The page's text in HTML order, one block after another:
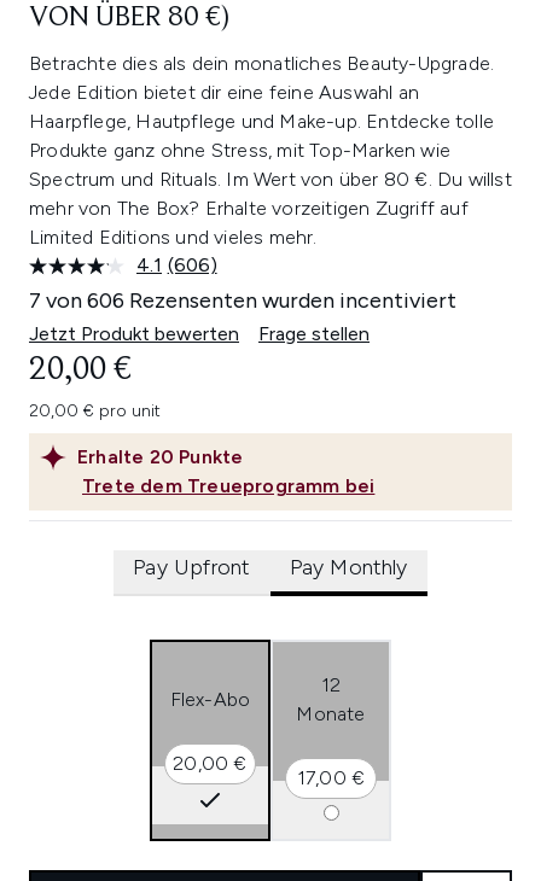
VON ÜBER 80 €)
Betrachte dies als dein monatliches Beauty-Upgrade.
Jede Edition bietet dir eine feine Auswahl an
Haarpflege, Hautpflege und Make-up. Entdecke tolle
Produkte ganz ohne Stress, mit Top-Marken wie
Spectrum und Rituals. Im Wert von über 80 €. Du willst
mehr von The Box? Erhalte vorzeitigen Zugriff auf
Limited Editions und vieles mehr.
4.1 606
Bewertungen
lesen.
Link
(606)
7 von 606 Rezensenten wurden incentiviert
Jetzt Produkt bewerten Frage stellen
Erhalte 20 Punkte
Trete dem Treueprogramm bei
20,00 €
20,00 € pro unit
Pay Upfront Pay Monthly
Flex-Abo
20,00 €
12
Monate
17,00 €